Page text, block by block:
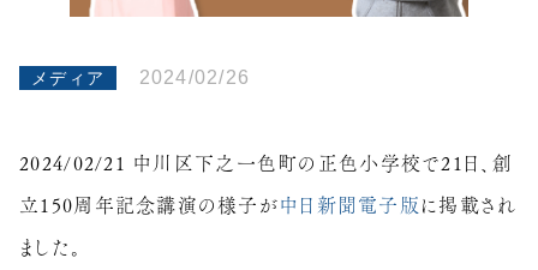
メディア 2024/02/26
2024/02/21 中川区下之一色町の正色小学校で21日、創
立150周年記念講演の様子が中日新聞電子版 に掲載され
ました。